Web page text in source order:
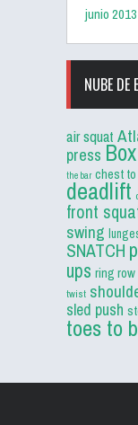
junio 2013
NUBE DE
air squat
press
the bar chest
deadlift
front
swing
SNATCH
ups ring row
twist
sled push
toes to